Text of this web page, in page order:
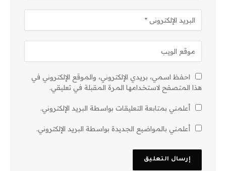
احفظ اسمي، بريدي الإلكتروني، والموقع الإلكتروني في
هذا المتصفح لاستخدامها المرة المقبلة في تعليقي.
أعلمني بمتابعة التعليقات بواسطة البريد الإلكتروني.
أعلمني بالمواضيع الجديدة بواسطة البريد الإلكتروني.